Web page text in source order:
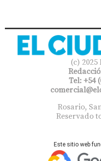
(c)
Tel: +54
Rosario,
Reservado
Este sitio web